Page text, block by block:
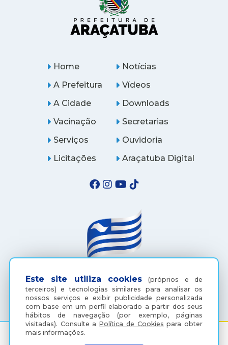
Este site utiliza cookies (próprios e de
terceiros) e tecnologias similares para analisar os
nossos serviços e exibir publicidade personalizada
com base em um perfil elaborado a partir dos seus
hábitos de navegação (por exemplo, páginas
visitadas). Consulte aPolítica de Cookies para obter
mais informações.
Home
A Prefeitura
A Cidade
Notícias
Vídeos
Downloads
Vacinação
Serviços
Licitações
Secretarias
Ouvidoria
Araçatuba Digital
(18) 3607-6500